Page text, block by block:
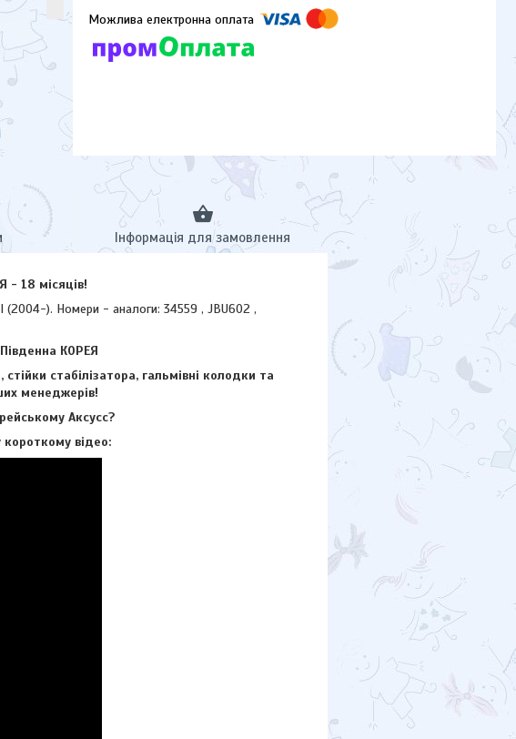
Інформація для замовлення
- 18 місяців!
). Номери - аналоги: 34559 , JBU602 ,
Південна КОРЕЯ
стабілізатора, гальмівні колодки та
менеджерів!
Аксусс?
короткому відео: